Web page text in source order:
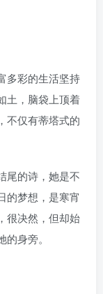
多彩的生活坚持
土，脑袋上顶着
不仅有蒂塔式的
尾的诗，她是不
的梦想，是寒宵
很决然，但却始
身旁。